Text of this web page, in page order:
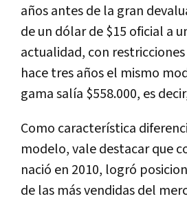
años antes de la gran
de un dólar de $15 oficial a
actualidad, con
hace tres años el mismo
gama salía $558.000, es
Como característica
modelo, vale destacar que
nació en 2010, logró
de las más vendidas del